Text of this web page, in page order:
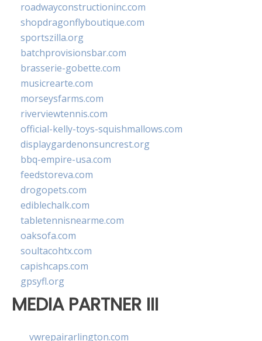
roadwayconstructioninc.com
shopdragonflyboutique.com
sportszilla.org
batchprovisionsbar.com
brasserie-gobette.com
musicrearte.com
morseysfarms.com
riverviewtennis.com
official-kelly-toys-squishmallows.com
displaygardenonsuncrest.org
bbq-empire-usa.com
feedstoreva.com
drogopets.com
ediblechalk.com
tabletennisnearme.com
oaksofa.com
soultacohtx.com
capishcaps.com
gpsyfl.org
MEDIA PARTNER III
vwrepairarlington.com